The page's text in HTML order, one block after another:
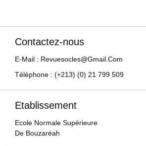
Contactez-nous
E-Mail : Revuesocles@gmail.com
Téléphone : (+213) (0) 21 799 509
Etablissement
Ecole Normale Supérieure
De Bouzaréah